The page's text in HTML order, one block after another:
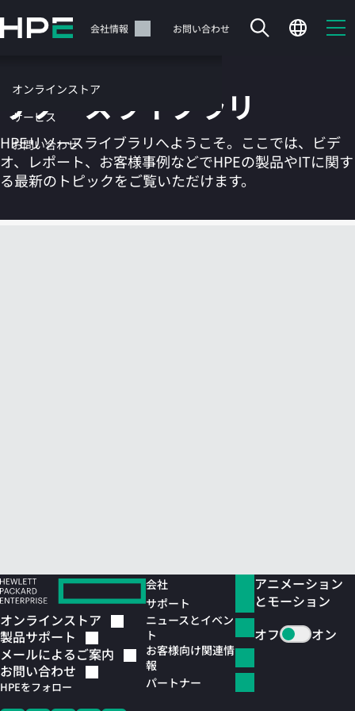
イ
テ
ツ
に
ス
ッ
サポート 会社情報 お問い合わせ
オンラインストア
サービス
お問い合わせ
カートは空です
リソースライブラリ
HPEリソースライブラリへようこそ。ここでは、ビデ
オ、レポート、お客様事例などでHPEの製品やITに関す
る最新のトピックをご覧いただけます。
オンラインストア
製品サポート
メールによるご案内
お問い合わせ
HPEをフォロー
会社
サポート
ニュースとイベン
ト
お客様向け関連情
報
パートナー
アニメーション
とモーション
オフ
オン